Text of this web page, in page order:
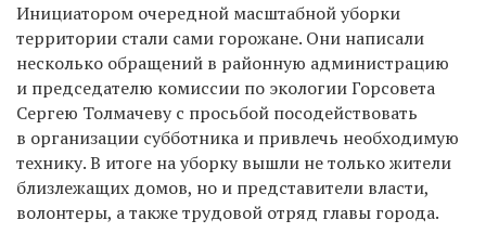
Инициатором очередной масштабной уборки
территории стали сами горожане. Они написали
несколько обращений в районную администрацию
и председателю комиссии по экологии Горсовета
Сергею Толмачеву с просьбой посодействовать
в организации субботника и привлечь необходимую
технику. В итоге на уборку вышли не только жители
близлежащих домов, но и представители власти,
волонтеры, а также трудовой отряд главы города.